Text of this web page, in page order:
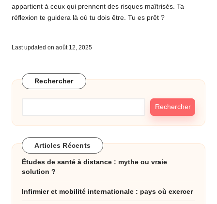
appartient à ceux qui prennent des risques maîtrisés. Ta
réflexion te guidera là où tu dois être. Tu es prêt ?
Last updated on août 12, 2025
Rechercher
Rechercher
Articles Récents
Études de santé à distance : mythe ou vraie
solution ?
Infirmier et mobilité internationale : pays où exercer